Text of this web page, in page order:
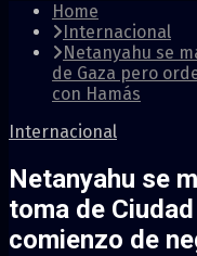
Home
Internacional
Netanyahu se
de Gaza pero
con Hamás
Internacional
Netanyahu se
toma de
comienzo de